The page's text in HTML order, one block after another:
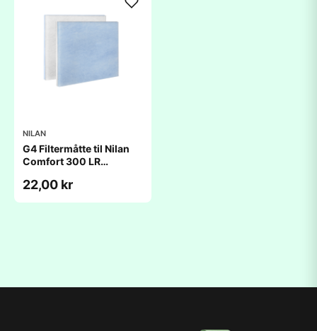
NILAN
G4 Filtermåtte til Nilan
Comfort 300 LR
22,00 kr